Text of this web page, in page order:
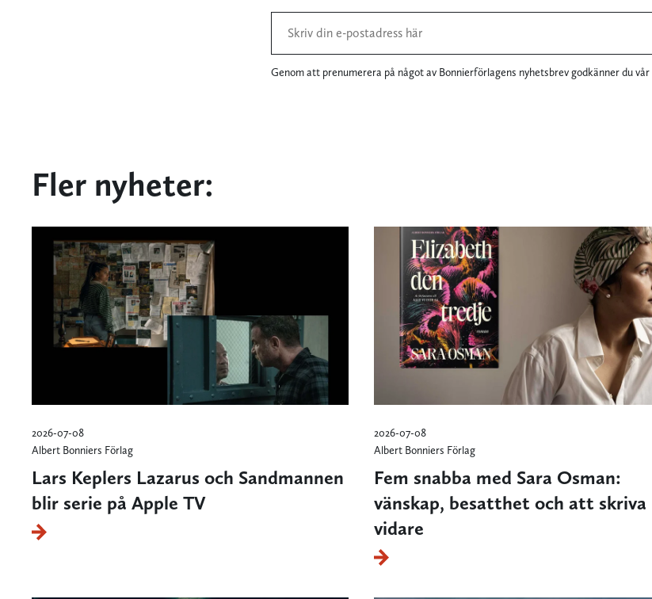
Genom att prenumerera på något av Bonnierförlagens nyhetsbrev godkänner du vår
Fler nyheter:
2026-07-08
Albert Bonniers Förlag
Lars Keplers Lazarus och Sandmannen
blir serie på Apple TV
2026-07-08
Albert Bonniers Förlag
Fem snabba med Sara Osman:
vänskap, besatthet och att skriva
vidare